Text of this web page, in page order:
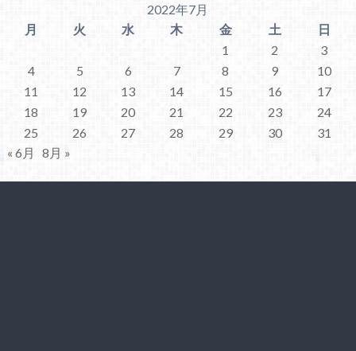
2022年7月
月
火 水 木 金 土
日
1
2
3
4
5 6 7 8 9
10
11
12 13 14 15 16
17
18
19 20 21 22 23
24
25
26 27 28 29 30
31
« 6月
8月 »